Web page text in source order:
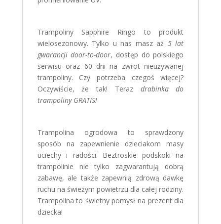
Trampoliny Sapphire Ringo to produkt
wielosezonowy. Tylko u nas masz aż 5 lat
gwarancji door-to-door, dostęp do polskiego
serwisu oraz 60 dni na zwrot nieużywanej
trampoliny. Czy potrzeba czegoś więcej?
Oczywiście, że tak! Teraz drabinka do
trampoliny GRATIS!
Trampolina ogrodowa to sprawdzony
sposób na zapewnienie dzieciakom masy
uciechy i radości. Beztroskie podskoki na
trampolinie nie tylko zagwarantują dobrą
zabawę, ale także zapewnią zdrową dawkę
ruchu na świeżym powietrzu dla całej rodziny.
Trampolina to świetny pomysł na prezent dla
dziecka!